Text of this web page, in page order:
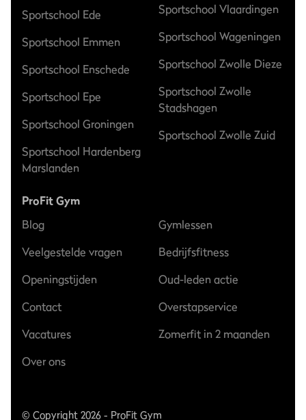
Sportschool Ede
Sportschool Emmen
Sportschool Enschede
Sportschool Epe
Sportschool Groningen
Sportschool Hardenberg
Marslanden
Sportschool Vlaardingen
Sportschool Wageningen
Sportschool Zwolle Dieze
Sportschool Zwolle
Stadshagen
Sportschool Zwolle Zuid
ProFit Gym
Blog
Veelgestelde vragen
Openingstijden
Contact
Vacatures
Over ons
Gymlessen
Bedrijfsfitness
Oud-leden actie
Overstapservice
Zomerfit in 2 maanden
© Copyright 2026 - ProFit Gym